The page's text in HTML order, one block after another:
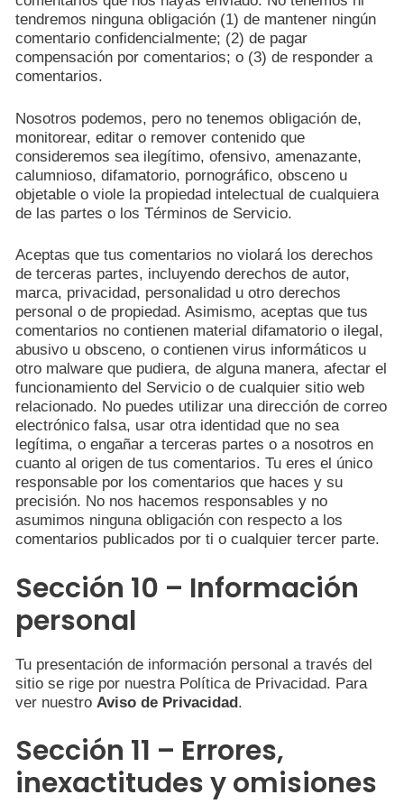
tendremos ninguna obligación (1) de mantener ningún
comentario confidencialmente; (2) de pagar
compensación por comentarios; o (3) de responder a
comentarios.
Nosotros podemos, pero no tenemos obligación de,
monitorear, editar o remover contenido que
consideremos sea ilegítimo, ofensivo, amenazante,
calumnioso, difamatorio, pornográfico, obsceno u
objetable o viole la propiedad intelectual de cualquiera
de las partes o los Términos de Servicio.
Aceptas que tus comentarios no violará los derechos
de terceras partes, incluyendo derechos de autor,
marca, privacidad, personalidad u otro derechos
personal o de propiedad. Asimismo, aceptas que tus
comentarios no contienen material difamatorio o ilegal,
abusivo u obsceno, o contienen virus informáticos u
otro malware que pudiera, de alguna manera, afectar el
funcionamiento del Servicio o de cualquier sitio web
relacionado. No puedes utilizar una dirección de correo
electrónico falsa, usar otra identidad que no sea
legítima, o engañar a terceras partes o a nosotros en
cuanto al origen de tus comentarios. Tu eres el único
responsable por los comentarios que haces y su
precisión. No nos hacemos responsables y no
asumimos ninguna obligación con respecto a los
comentarios publicados por ti o cualquier tercer parte.
Sección 10 – Información
personal
Tu presentación de información personal a través del
sitio se rige por nuestra Política de Privacidad. Para
ver nuestro Aviso de Privacidad.
Sección 11 – Errores,
inexactitudes y omisiones